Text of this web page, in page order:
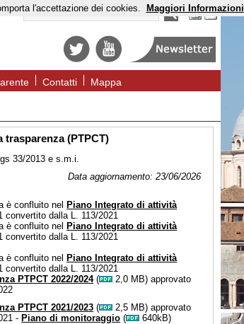
Contatti Mappa
(PTPCT)
33/2013 e s.m.i.
Data aggiornamento: 23/06/2026
è confluito nel
Piano Integrato di attività
convertito dalla L. 113/2021
è confluito nel
Piano Integrato di attività
convertito dalla L. 113/2021
è confluito nel
Piano Integrato di attività
dalla L. 113/2021
PTPCT 2022/2024(
2,0 MB) approvato
PTPCT 2021/2023 (
2,5 MB) approvato
- Piano di monitoraggio (
640kB)
l'accettazione dei cookies. Maggiori Informazioni